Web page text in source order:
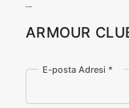
ARMOUR
E-posta Adresi *